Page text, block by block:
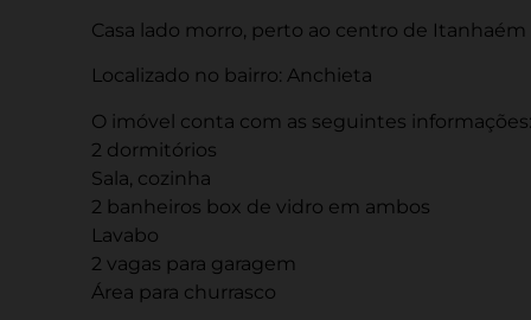
Casa lado morro, perto ao centro de Itanhaém
Localizado no bairro: Anchieta
O imóvel conta com as seguintes
2 dormitórios
Sala, cozinha
2 banheiros box de vidro em ambos
Lavabo
2 vagas para garagem
Área para churrasco